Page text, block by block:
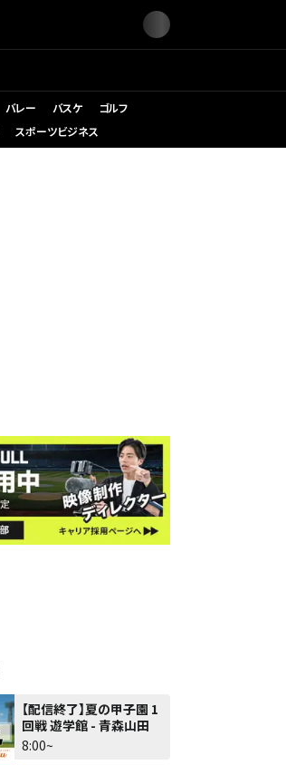
バレー バスケ
ゴルフ
スポーツビジネス
【配信終了】夏の甲子園 1
回戦 遊学館 - 青森山田
8:00~